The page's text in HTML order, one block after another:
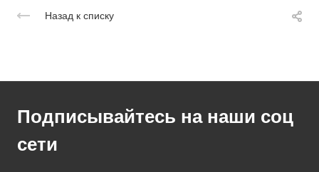
Назад к списку
Подписывайтесь на наши соц
сети